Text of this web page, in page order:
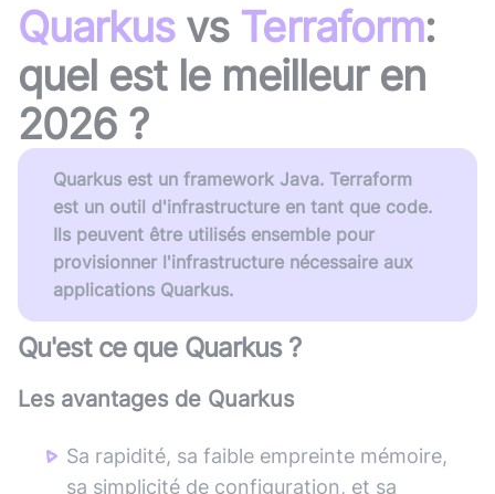
Quarkusvs Terraform:
quel est le meilleur en
2026 ?
Quarkus est un framework Java. Terraform
est un outil d'infrastructure en tant que code.
Ils peuvent être utilisés ensemble pour
provisionner l'infrastructure nécessaire aux
applications Quarkus.
Qu'est ce que Quarkus?
Les avantages de Quarkus
Sa rapidité, sa faible empreinte mémoire,
sa simplicité de configuration, et sa